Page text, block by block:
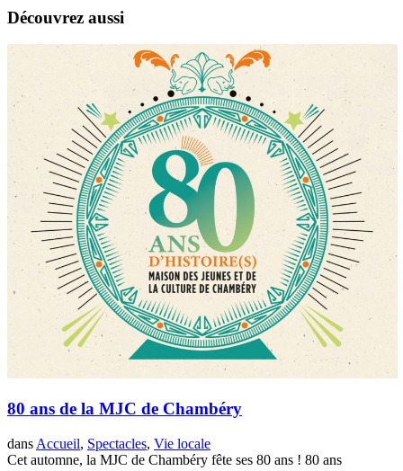
Découvrez aussi
80 ans de la MJC de Chambéry
dans Accueil, Spectacles, Vie locale
Cet automne, la MJC de Chambéry fête ses 80 ans ! 80 ans